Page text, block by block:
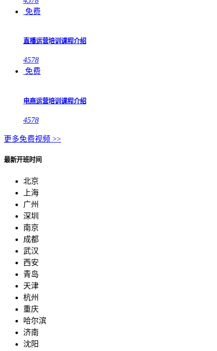
免费
直播运营培训课程介绍
4578
免费
电商运营培训课程介绍
4578
更多免费视频 >>
最新开班时间
北京
上海
广州
深圳
南京
成都
武汉
西安
青岛
天津
杭州
重庆
哈尔滨
济南
沈阳